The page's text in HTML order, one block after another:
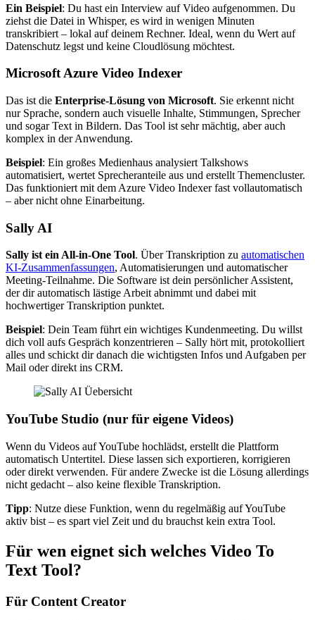
Ein Beispiel: Du hast ein Interview auf Video aufgenommen. Du
ziehst die Datei in Whisper, es wird in wenigen Minuten
transkribiert – lokal auf deinem Rechner. Ideal, wenn du Wert auf
Datenschutz legst und keine Cloudlösung möchtest.
Microsoft Azure Video Indexer
Das ist die Enterprise-Lösung von Microsoft. Sie erkennt nicht
nur Sprache, sondern auch visuelle Inhalte, Stimmungen, Sprecher
und sogar Text in Bildern. Das Tool ist sehr mächtig, aber auch
komplex in der Anwendung.
Beispiel: Ein großes Medienhaus analysiert Talkshows
automatisiert, wertet Sprecheranteile aus und erstellt Themencluster.
Das funktioniert mit dem Azure Video Indexer fast vollautomatisch
– aber nicht ohne Einarbeitung.
Sally AI
Sally ist ein All-in-One Tool. Über Transkription zu automatischen
KI-Zusammenfassungen, Automatisierungen und automatischer
Meeting-Teilnahme. Die Software ist dein persönlicher Assistent,
der dir automatisch lästige Arbeit abnimmt und dabei mit
hochwertiger Transkription punktet.
Beispiel: Dein Team führt ein wichtiges Kundenmeeting. Du willst
dich voll aufs Gespräch konzentrieren – Sally hört mit, protokolliert
alles und schickt dir danach die wichtigsten Infos und Aufgaben per
Mail oder direkt ins CRM.
YouTube Studio (nur für eigene Videos)
Wenn du Videos auf YouTube hochlädst, erstellt die Plattform
automatisch Untertitel. Diese lassen sich exportieren, korrigieren
oder direkt verwenden. Für andere Zwecke ist die Lösung allerdings
nicht gedacht – also keine flexible Transkription.
Tipp: Nutze diese Funktion, wenn du regelmäßig auf YouTube
aktiv bist – es spart viel Zeit und du brauchst kein extra Tool.
Für wen eignet sich welches Video To
Text Tool?
Für Content Creator